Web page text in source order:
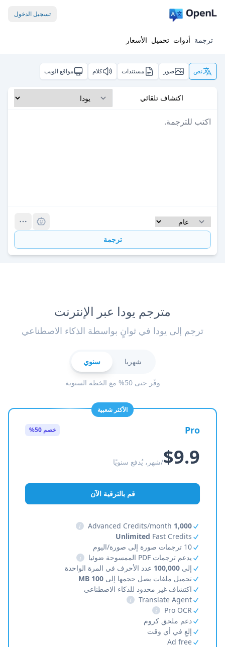
تسجيل الدخول
ترجمة أدوات تحميل الأسعار
نص صور مستندات كلام مواقع الويب
اكتشاف تلقائي
ترجمة
مترجم يودا عبر الإنترنت
ترجم إلى يودا في ثوانٍ بواسطة الذكاء الاصطناعي
شهريا سنوي
وفّر حتى 50% مع الخطة السنوية
الأكثر شعبية
Pro خصم 50%
$9.9/شهر، يُدفع سنويًا
قم بالترقية الآن
1,000
i
Unlimited Fast Credits
10 ترجمات صورة إلى صورة/اليوم
يدعم ترجمات PDF الممسوحة ضوئيا
i
إلى 100,000 عدد الأحرف في المرة الواحدة
تحميل ملفات يصل حجمها إلى 100 MB
اكتشاف غير محدود للذكاء الاصطناعي
Translate Agent
i
Pro OCR
i
دعم ملحق كروم
إلغِ في أي وقت
Ad free